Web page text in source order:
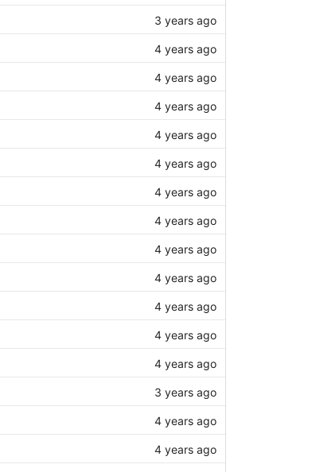
3 years ago
4 years ago
4 years ago
4 years ago
4 years ago
4 years ago
4 years ago
4 years ago
4 years ago
4 years ago
4 years ago
4 years ago
4 years ago
3 years ago
4 years ago
4 years ago